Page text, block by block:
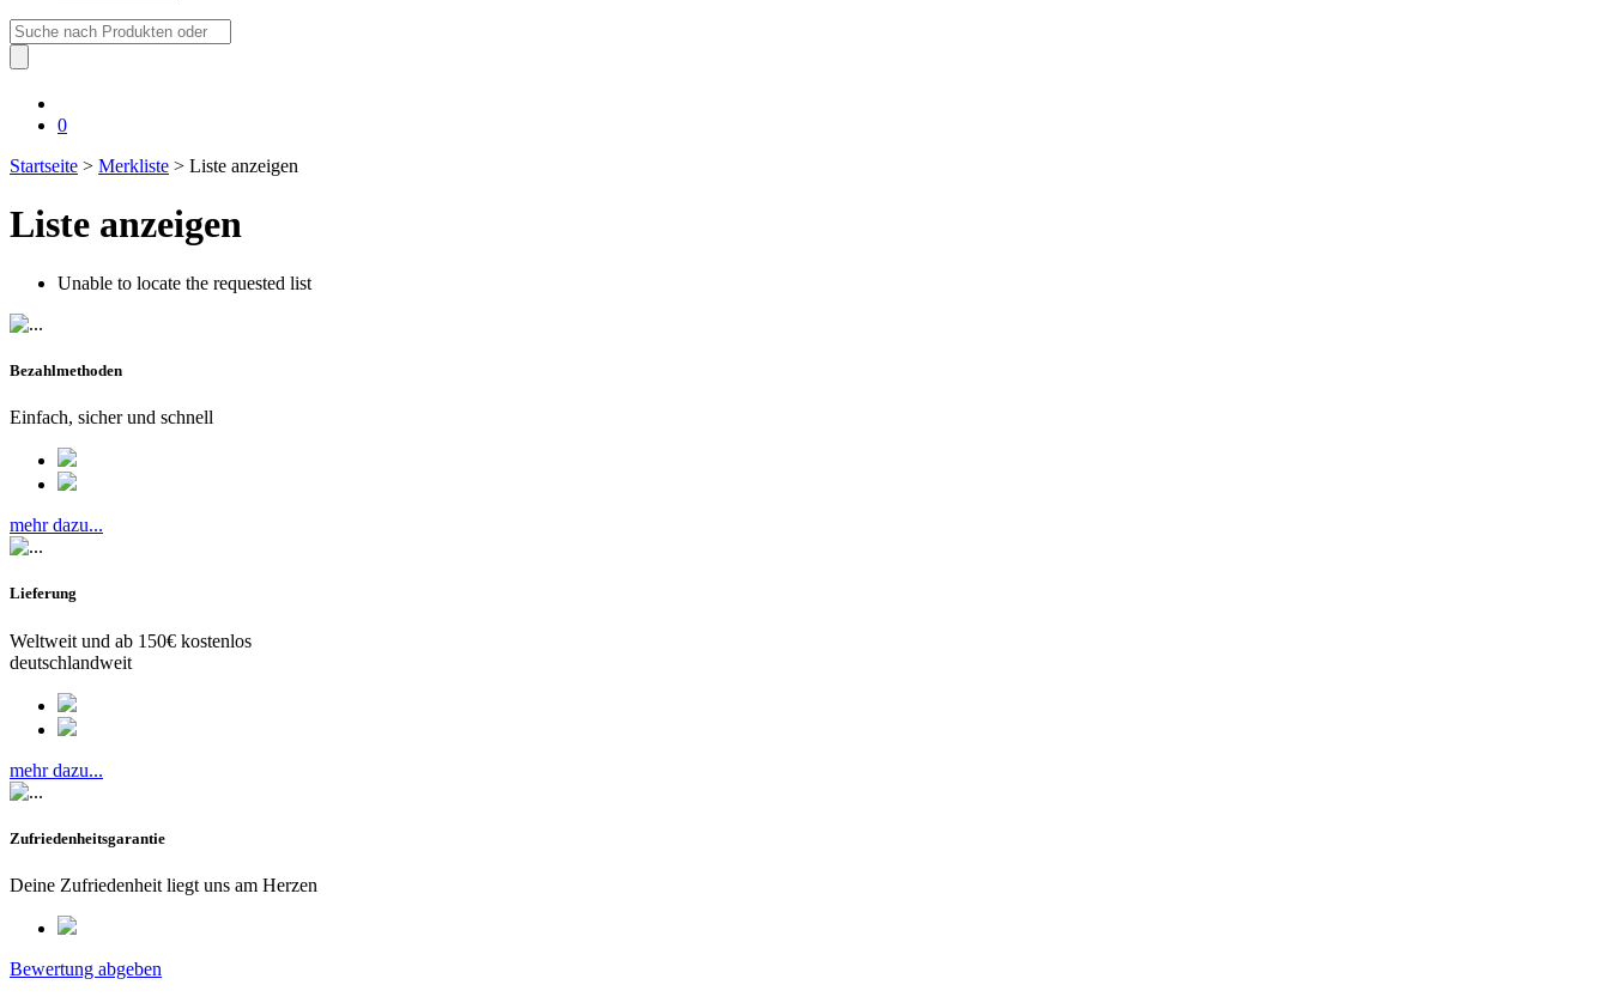
Suche
nach:
0
Startseite > Merkliste > Liste anzeigen
Liste anzeigen
Unable to locate the requested list
Bezahlmethoden
Einfach, sicher und schnell
mehr dazu...
Lieferung
Weltweit und ab 150€ kostenlos
deutschlandweit
mehr dazu...
Zufriedenheitsgarantie
Deine Zufriedenheit liegt uns am Herzen
Bewertung abgeben